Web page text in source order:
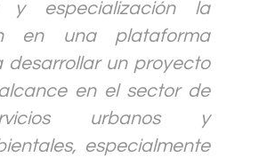
y especialización la
en una plataforma
desarrollar un proyecto
en el sector de
urbanos y
especialmente